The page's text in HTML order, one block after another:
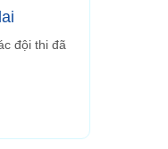
đội thi đã